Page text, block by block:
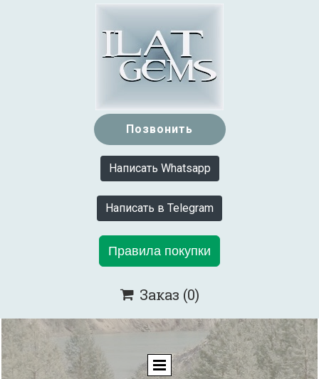
Позвонить
Написать Whatsapp
Написать в Telegram
Правила покупки
 Заказ (0)